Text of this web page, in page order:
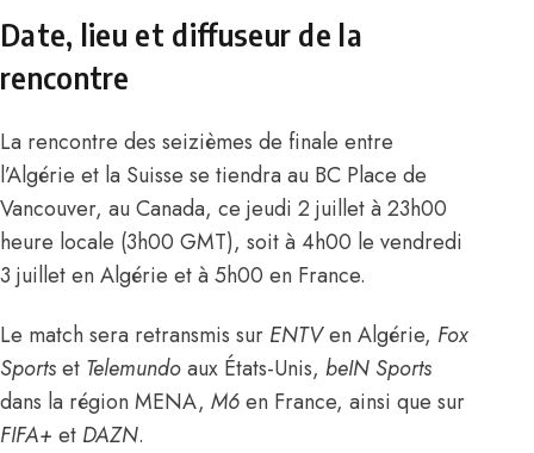
Date, lieu et diffuseur de la
rencontre
La rencontre des seizièmes de finale entre
l’Algérie et la Suisse se tiendra au BC Place de
Vancouver, au Canada, ce jeudi 2 juillet à 23h00
heure locale (3h00 GMT), soit à 4h00 le vendredi
3 juillet en Algérie et à 5h00 en France.
Le match sera retransmis sur ENTVen Algérie, Fox
Sportset Telemundoaux États-Unis, beIN Sports
dans la région MENA, M6en France, ainsi que sur
FIFA+ et DAZN.